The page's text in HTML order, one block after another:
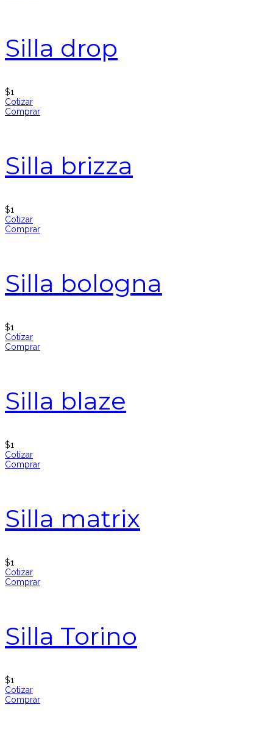
Silla drop
$1
Cotizar
Comprar
Silla brizza
$1
Cotizar
Comprar
Silla bologna
$1
Cotizar
Comprar
Silla blaze
$1
Cotizar
Comprar
Silla matrix
$1
Cotizar
Comprar
Silla Torino
$1
Cotizar
Comprar